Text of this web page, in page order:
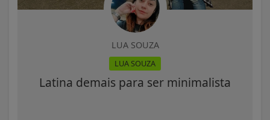
LUA SOUZA
LUA SOUZA
Latina demais para ser minimalista